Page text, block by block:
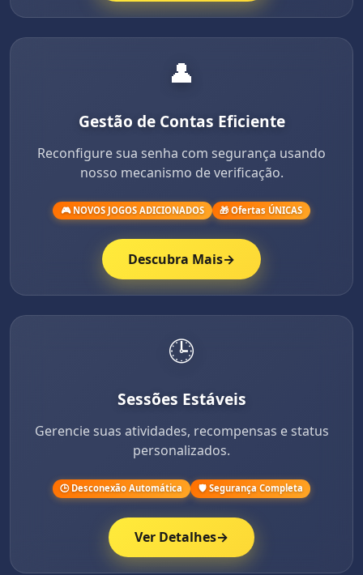
👤
Gestão de Contas Eficiente
Reconfigure sua senha com segurança usando
nosso mecanismo de verificação.
🎮 NOVOS JOGOS ADICIONADOS 🎁 Ofertas ÚNICAS
Descubra Mais→
🕒
Sessões Estáveis
Gerencie suas atividades, recompensas e status
personalizados.
🕒 Desconexão Automática 🛡️ Segurança Completa
Ver Detalhes→